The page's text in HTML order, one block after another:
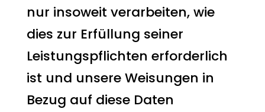
nur insoweit verarbeiten, wie
dies zur Erfüllung seiner
Leistungspflichten erforderlich
ist und unsere Weisungen in
Bezug auf diese Daten